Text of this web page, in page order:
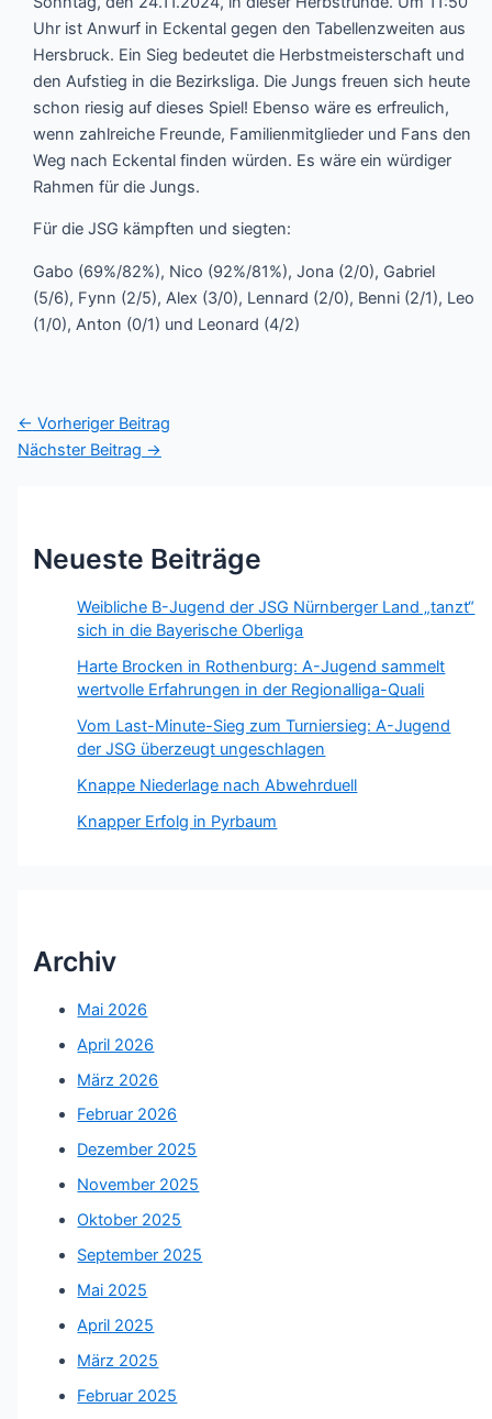
Uhr ist Anwurf in Eckental gegen den Tabellenzweiten aus
Hersbruck. Ein Sieg bedeutet die Herbstmeisterschaft und
den Aufstieg in die Bezirksliga. Die Jungs freuen sich heute
schon riesig auf dieses Spiel! Ebenso wäre es erfreulich,
wenn zahlreiche Freunde, Familienmitglieder und Fans den
Weg nach Eckental finden würden. Es wäre ein würdiger
Rahmen für die Jungs.
Für die JSG kämpften und siegten:
Gabo (69%/82%), Nico (92%/81%), Jona (2/0), Gabriel
(5/6), Fynn (2/5), Alex (3/0), Lennard (2/0), Benni (2/1), Leo
(1/0), Anton (0/1) und Leonard (4/2)
← Vorheriger Beitrag
Nächster Beitrag →
Neueste Beiträge
Weibliche B-Jugend der JSG Nürnberger Land „tanzt“
sich in die Bayerische Oberliga
Harte Brocken in Rothenburg: A-Jugend sammelt
wertvolle Erfahrungen in der Regionalliga-Quali
Vom Last-Minute-Sieg zum Turniersieg: A-Jugend
der JSG überzeugt ungeschlagen
Knappe Niederlage nach Abwehrduell
Knapper Erfolg in Pyrbaum
Archiv
Mai 2026
April 2026
März 2026
Februar 2026
Dezember 2025
November 2025
Oktober 2025
September 2025
Mai 2025
April 2025
März 2025
Februar 2025